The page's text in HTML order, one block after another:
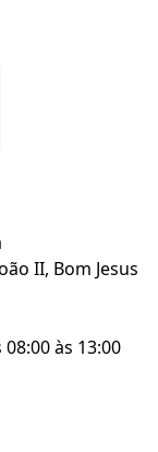
II, Bom Jesus
às 13:00